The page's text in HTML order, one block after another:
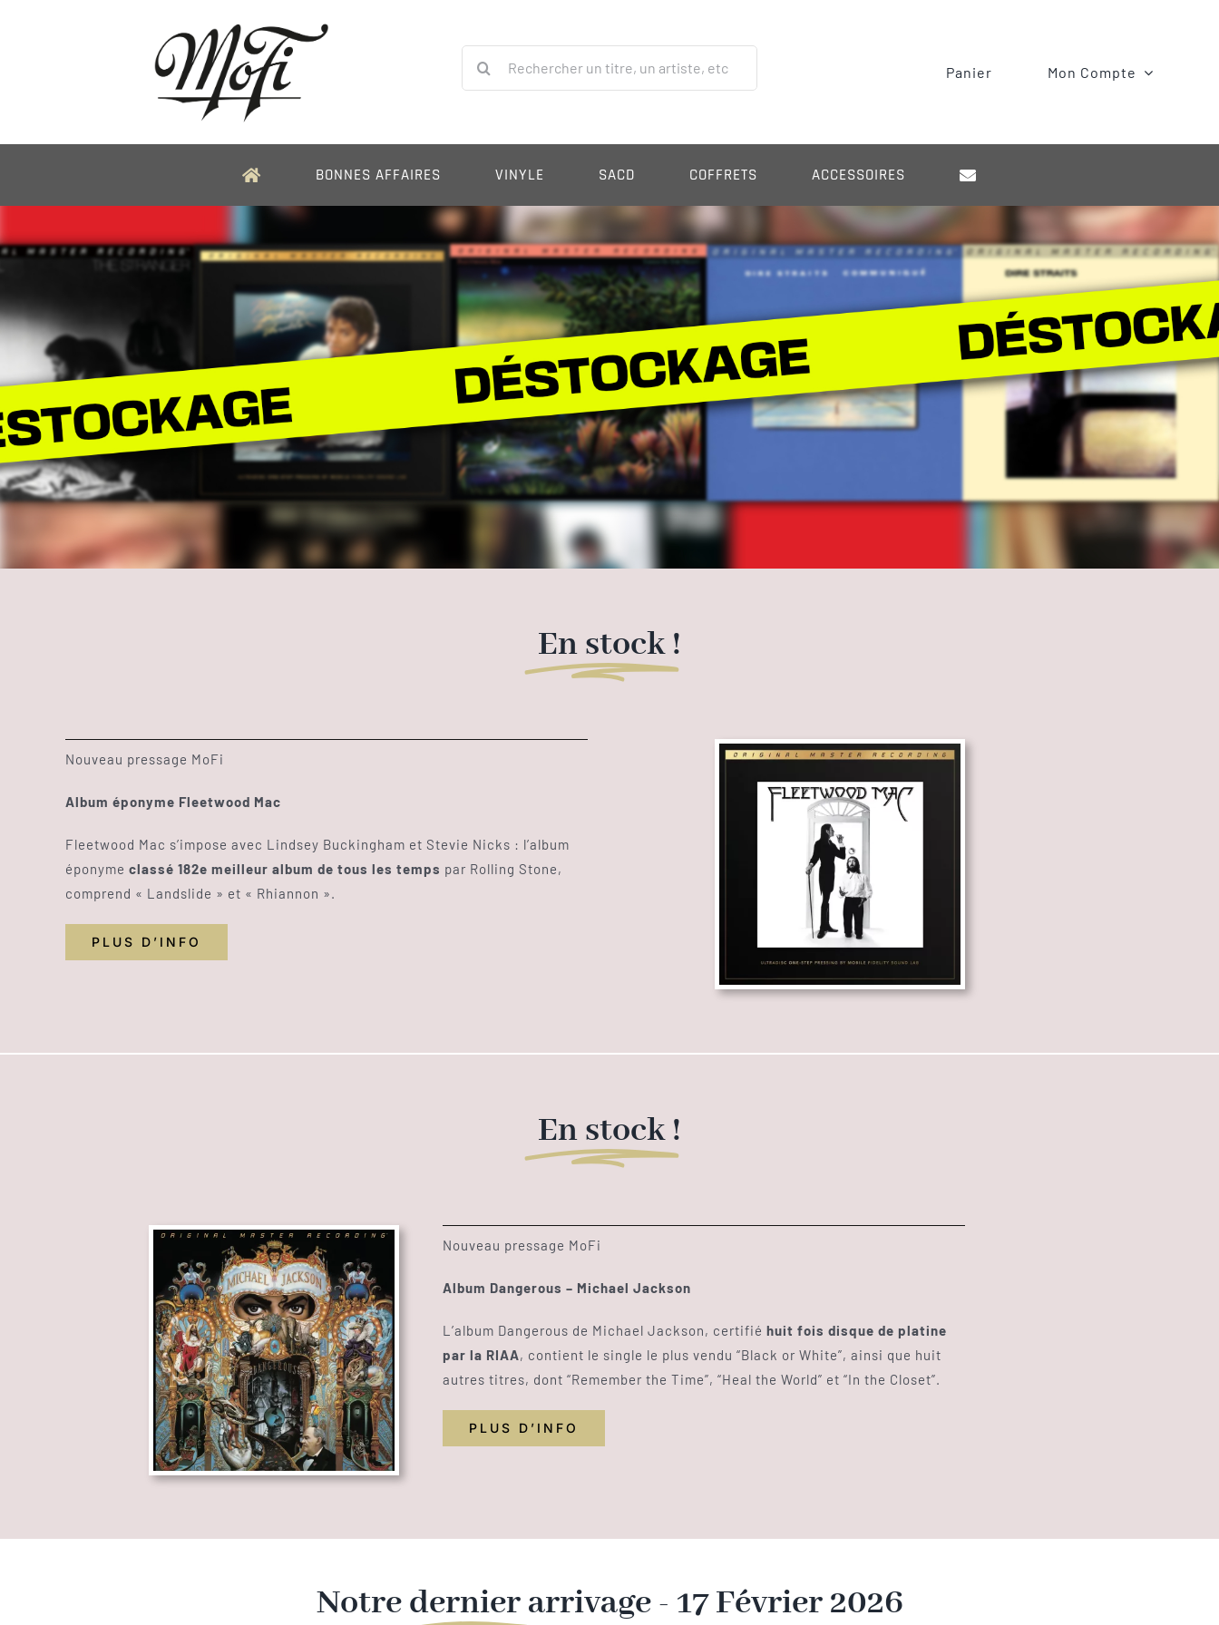
Panier Mon Compte
BONNES AFFAIRES VINYLE SACD COFFRETS ACCESSOIRES
En stock !
Nouveau pressage MoFi
Album éponyme Fleetwood Mac
Fleetwood Mac s’impose avec Lindsey Buckingham et Stevie Nicks : l’album
éponyme classé 182e meilleur album de tous les temps par Rolling Stone,
comprend « Landslide » et « Rhiannon ».
PLUS D’INFO
En stock !
Nouveau pressage MoFi
Album Dangerous – Michael Jackson
L’album Dangerous de Michael Jackson, certifié huit fois disque de platine
par la RIAA, contient le single le plus vendu “Black or White”, ainsi que huit
autres titres, dont “Remember the Time”, “Heal the World” et “In the Closet”.
PLUS D’INFO
Notredernierarrivage - 17 Février 2026